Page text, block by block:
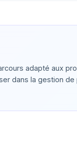
adapté aux
dans la gestion